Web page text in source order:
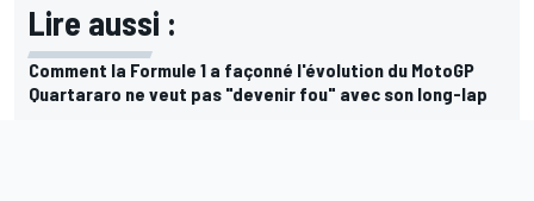
Lire aussi :
Comment la Formule 1 a façonné l'évolution du MotoGP
Quartararo ne veut pas "devenir fou" avec son long-lap